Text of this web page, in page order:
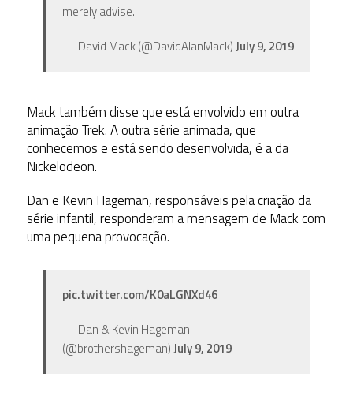
merely advise.
— David Mack (@DavidAlanMack)July 9, 2019
Mack também disse que está envolvido em outra
animação Trek. A outra série animada, que
conhecemos e está sendo desenvolvida, é a da
Nickelodeon.
Dan e Kevin Hageman, responsáveis pela criação da
série infantil, responderam a mensagem de Mack com
uma pequena provocação.
pic.twitter.com/K0aLGNXd46
— Dan & Kevin Hageman
(@brothershageman)July 9, 2019